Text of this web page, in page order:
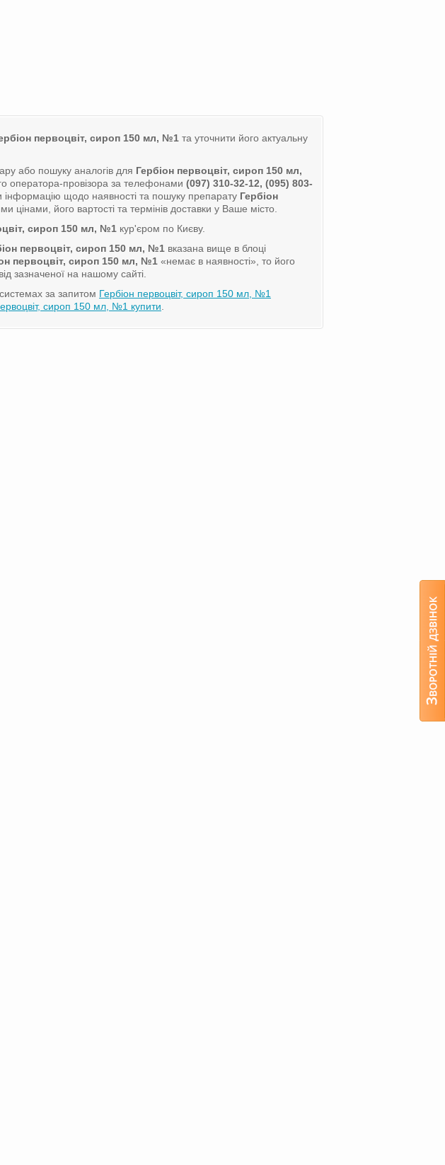
первоцвіт, сироп 150 мл, №1 та уточнити його актуальну
або пошуку аналогів для Гербіон первоцвіт, сироп 150 мл,
оператора-провізора за телефонами (097) 310-32-12, (095) 803-
інформацію щодо наявності та пошуку препарату Гербіон
цінами, його вартості та термінів доставки у Ваше місто.
сироп 150 мл, №1 кур'єром по Києву.
первоцвіт, сироп 150 мл, №1 вказана вище в блоці
первоцвіт, сироп 150 мл, №1 «немає в наявності», то його
зазначеної на нашому сайті.
за запитом Гербіон первоцвіт, сироп 150 мл, №1
сироп 150 мл, №1 купити